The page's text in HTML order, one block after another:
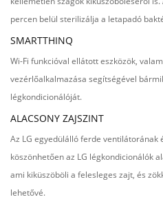
percen belül sterilizálja a letapadó
SMARTTHINQ
Wi-Fi funkcióval ellátott eszközök,
vezérlőalkalmazása segítségével
légkondicionálóját.
ALACSONY ZAJSZINT
Az LG egyedülálló ferde
köszönhetően az LG légkondicionálók
ami kiküszöböli a felesleges zajt, és
lehetővé.